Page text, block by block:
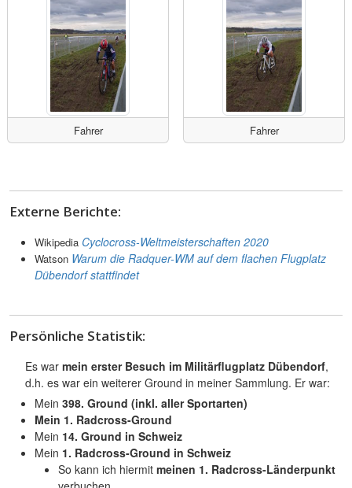
Fahrer Fahrer
Externe Berichte:
Wikipedia Cyclocross-Weltmeisterschaften 2020
Watson Warum die Radquer-WM auf dem flachen Flugplatz
Dübendorf stattfindet
Persönliche Statistik:
Es war mein erster Besuch im Militärflugplatz Dübendorf,
d.h. es war ein weiterer Ground in meiner Sammlung. Er war:
Mein 398. Ground (inkl. aller Sportarten)
Mein 1. Radcross-Ground
Mein 14. Ground in Schweiz
Mein 1. Radcross-Ground in Schweiz
So kann ich hiermit meinen 1. Radcross-Länderpunkt